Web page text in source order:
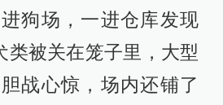
狗场，一进仓库发现
类被关在笼子里，大型
战心惊，场内还铺了